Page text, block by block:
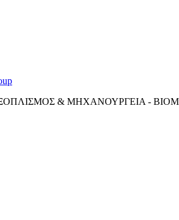
& ΜΗΧΑΝΟΥΡΓΕΙΑ -